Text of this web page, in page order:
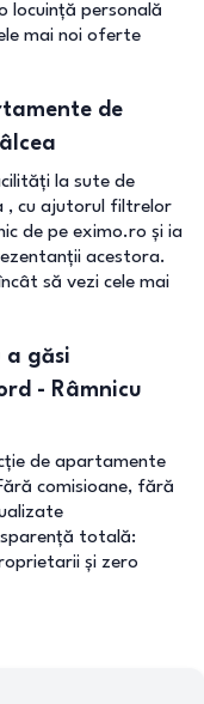
locuință personală
mai noi oferte
de
la sute de
, cu ajutorul filtrelor
de pe eximo.ro și ia
acestora.
să vezi cele mai
a găsi
- Râmnicu
de apartamente
comisioane, fără
totală:
și zero